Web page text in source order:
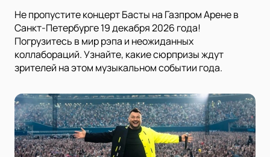
Не пропустите концерт Басты на Газпром Арене в
Санкт-Петербурге 19 декабря 2026 года!
Погрузитесь в мир рэпа и неожиданных
коллабораций. Узнайте, какие сюрпризы ждут
зрителей на этом музыкальном событии года.